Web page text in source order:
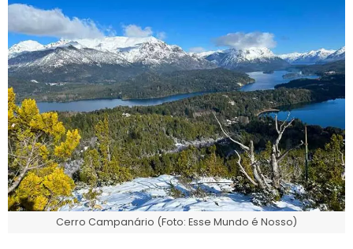
Cerro Campanário (Foto: Esse Mundo é Nosso)